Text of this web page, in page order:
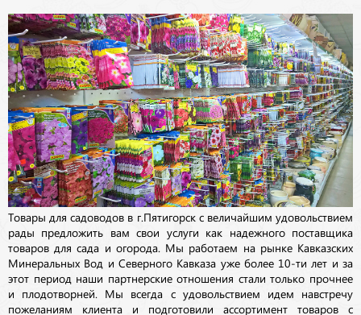
Товары для садоводов в г.Пятигорск с величайшим удовольствием
рады предложить вам свои услуги как надежного поставщика
товаров для сада и огорода. Мы работаем на рынке Кавказских
Минеральных Вод и Северного Кавказа уже более 10-ти лет и за
этот период наши партнерские отношения стали только прочнее
и плодотворней. Мы всегда с удовольствием идем навстречу
пожеланиям клиента и подготовили ассортимент товаров с